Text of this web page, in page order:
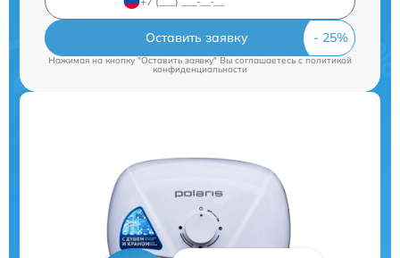
Оставить заявку
Нажимая на кнопку "Оставить заявку" Вы соглашаетесь cполитикой
конфиденциальности